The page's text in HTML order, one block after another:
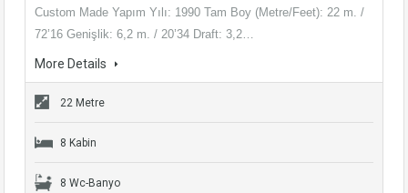
Custom Made Yapım Yılı: 1990 Tam Boy (Metre/Feet): 22 m. /
72’16 Genişlik: 6,2 m. / 20’34 Draft: 3,2…
More Details
22 Metre
8 Kabin
8 Wc-Banyo